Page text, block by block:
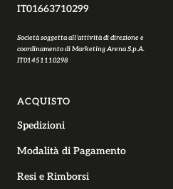
IT01663710299
Società soggetta all’attività di direzione e
coordinamento di Marketing Arena S.p.A.
IT01451110298
ACQUISTO
Spedizioni
Modalità di Pagamento
Resi e Rimborsi